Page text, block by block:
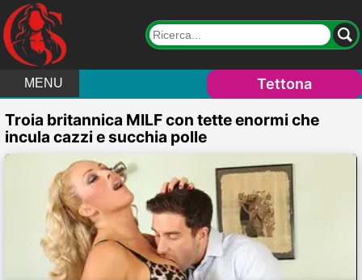
MENU Tettona
Troia britannica MILF con tette enormi che
incula cazzi e succhia polle